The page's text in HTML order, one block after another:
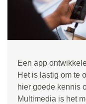
Een app
Het is lastig om te
hier goede kennis
Multimedia is het